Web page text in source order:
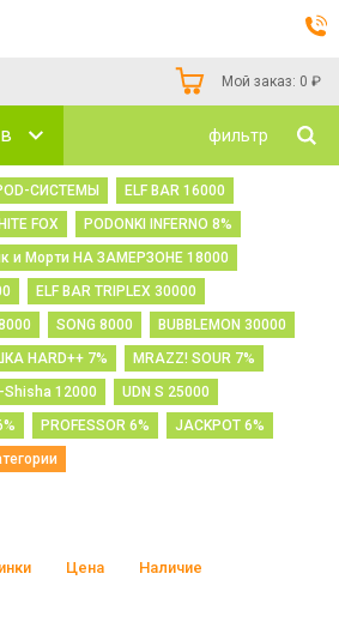
Мой заказ: 0 ₽
фильтр
СИСТЕМЫ
ELF BAR 16000
FOX
PODONKI INFERNO 8%
и Морти НА ЗАМЕРЗОНЕ 18000
ELF BAR TRIPLEX 30000
SONG 8000
BUBBLEMON 30000
HARD++ 7%
MRAZZ! SOUR 7%
Shisha 12000
UDN S 25000
PROFESSOR 6%
JACKPOT 6%
Цена Наличие